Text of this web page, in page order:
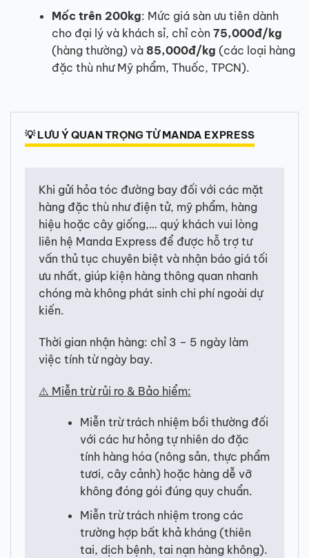
Mốc trên 200kg: Mức giá sàn ưu tiên dành
cho đại lý và khách sỉ, chỉ còn 75,000đ/kg
(hàng thường) và 85,000đ/kg (các loại hàng
đặc thù như Mỹ phẩm, Thuốc, TPCN).
💡 LƯU Ý QUAN TRỌNG TỪ MANDA EXPRESS
Khi gửi hỏa tóc đường bay đối với các mặt
hàng đặc thù như điện tử, mỹ phẩm, hàng
hiệu hoặc cây giống,… quý khách vui lòng
liên hệ Manda Express để được hỗ trợ tư
vấn thủ tục chuyên biệt và nhận báo giá tối
ưu nhất, giúp kiện hàng thông quan nhanh
chóng mà không phát sinh chi phí ngoài dự
kiến.
Thời gian nhận hàng: chỉ 3 – 5 ngày làm
việc tính từ ngày bay.
⚠️ Miễn trừ rủi ro & Bảo hiểm:
Miễn trừ trách nhiệm bồi thường đối
với các hư hỏng tự nhiên do đặc
tính hàng hóa (nông sản, thực phẩm
tươi, cây cảnh) hoặc hàng dễ vỡ
không đóng gói đúng quy chuẩn.
Miễn trừ trách nhiệm trong các
trường hợp bất khả kháng (thiên
tai, dịch bệnh, tai nạn hàng không).